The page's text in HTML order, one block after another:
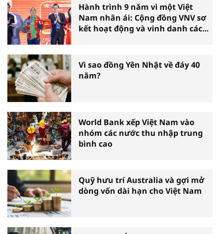
Hành trình 9 năm vì một Việt
Nam nhân ái: Cộng đồng VNV sơ
kết hoạt động và vinh danh các
Vì sao đồng Yên Nhật về đáy 40
năm?
World Bank xếp Việt Nam vào
nhóm các nước thu nhập trung
bình cao
Quỹ hưu trí Australia và gợi mở
dòng vốn dài hạn cho Việt Nam